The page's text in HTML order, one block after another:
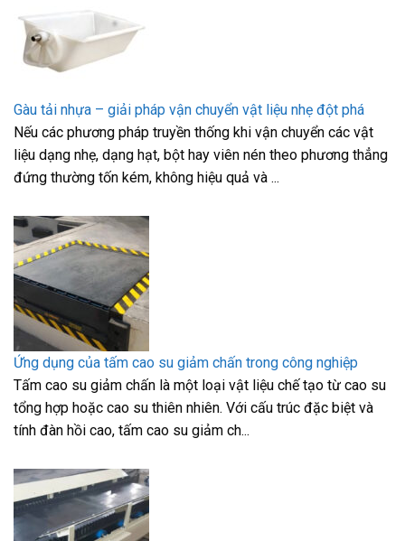
Gàu tải nhựa – giải pháp vận chuyển vật liệu nhẹ đột phá
Nếu các phương pháp truyền thống khi vận chuyển các vật
liệu dạng nhẹ, dạng hạt, bột hay viên nén theo phương thẳng
đứng thường tốn kém, không hiệu quả và ...
Ứng dụng của tấm cao su giảm chấn trong công nghiệp
Tấm cao su giảm chấn là một loại vật liệu chế tạo từ cao su
tổng hợp hoặc cao su thiên nhiên. Với cấu trúc đặc biệt và
tính đàn hồi cao, tấm cao su giảm ch...